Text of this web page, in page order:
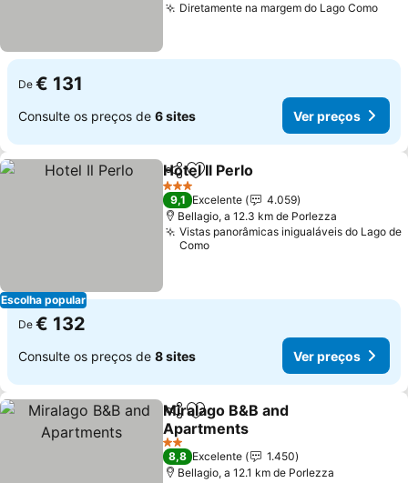
Diretamente na margem do Lago Como
De € 131
Consulte os preços de 6 sites Ver preços
Escolha popular
PartilharAdicionar aos favoritos
Hotel Il Perlo
3 Estrelas
9,1 Excelente
4.059
Bellagio, a 12.3 km de Porlezza
Vistas panorâmicas inigualáveis do Lago de
Como
De € 132
Consulte os preços de 8 sites Ver preços
PartilharAdicionar aos favoritos
Miralago B&B and
Apartments
2 Estrelas
8,8 Excelente
1.450
Bellagio, a 12.1 km de Porlezza